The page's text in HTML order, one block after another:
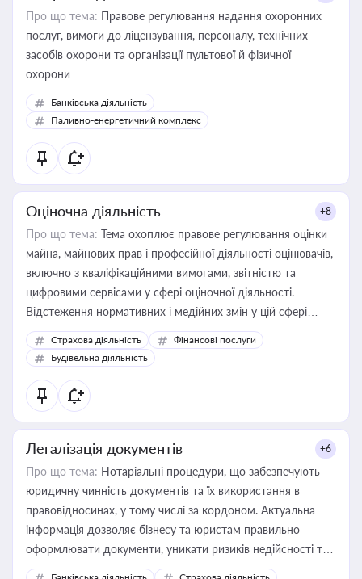
Про що тема: Правове регулювання надання охоронних
послуг, вимоги до ліцензування, персоналу, технічних
засобів охорони та організації пультової й фізичної
охорони
Банківська діяльність
Паливно-енергетичний комплекс
Оціночна діяльність +8
Про що тема: Тема охоплює правове регулювання оцінки
майна, майнових прав і професійної діяльності оцінювачів,
включно з кваліфікаційними вимогами, звітністю та
цифровими сервісами у сфері оціночної діяльності.
Відстеження нормативних і медійних змін у цій сфері
корисне для власника бізнесу, керівника, юриста або
бухгалтера під час оподаткування, приватизації, оренди
державного майна, корпоративних угод і перевірки
статусу суб'єктів оціночної діяльності
Страхова діяльність
Фінансові послуги
Будівельна діяльність
Легалізація документів +6
Про що тема: Нотаріальні процедури, що забезпечують
юридичну чинність документів та їх використання в
правовідносинах, у тому числі за кордоном. Актуальна
інформація дозволяє бізнесу та юристам правильно
оформлювати документи, уникати ризиків недійсності та
забезпечувати їх належне прийняття органами влади та